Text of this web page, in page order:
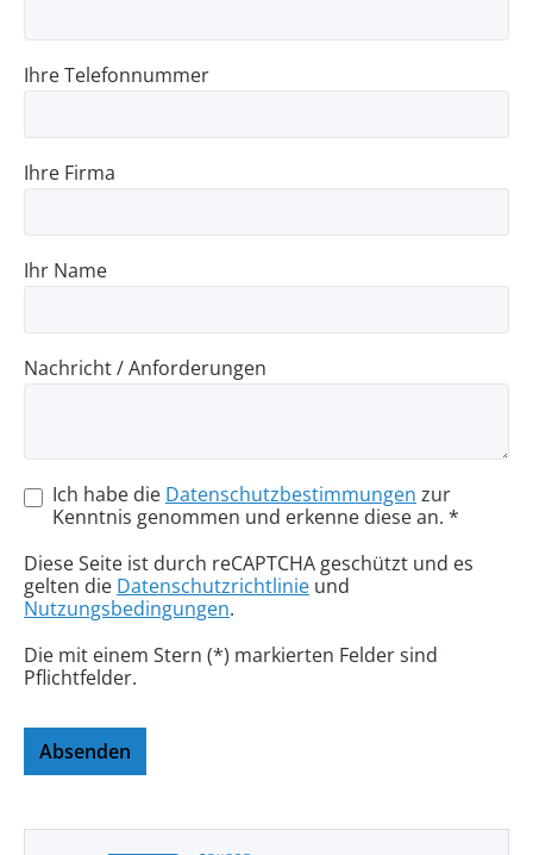
Ihre Telefonnummer
Ihre Firma
Ihr Name
Nachricht / Anforderungen
Ich habe die Datenschutzbestimmungen zur
Kenntnis genommen und erkenne diese an. *
Diese Seite ist durch reCAPTCHA geschützt und es
gelten die Datenschutzrichtlinie und
Nutzungsbedingungen.
Die mit einem Stern (*) markierten Felder sind
Pflichtfelder.
Absenden